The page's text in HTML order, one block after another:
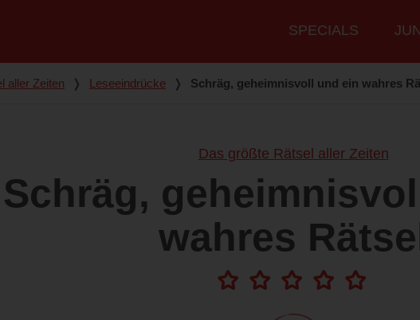
Hauptmenü
SPECIALS
aller Zeiten ❭ Leseeindrücke ❭ Schräg, geheimnisvoll und ein wahres
Das größte Rätsel aller Zeiten
Schräg,
wahres